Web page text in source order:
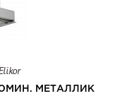
МЕТАЛЛИК